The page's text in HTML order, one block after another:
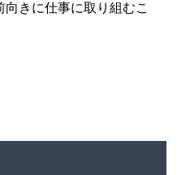
きに仕事に取り組むこ